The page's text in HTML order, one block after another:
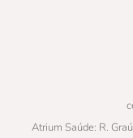
Atrium Saúde: R.